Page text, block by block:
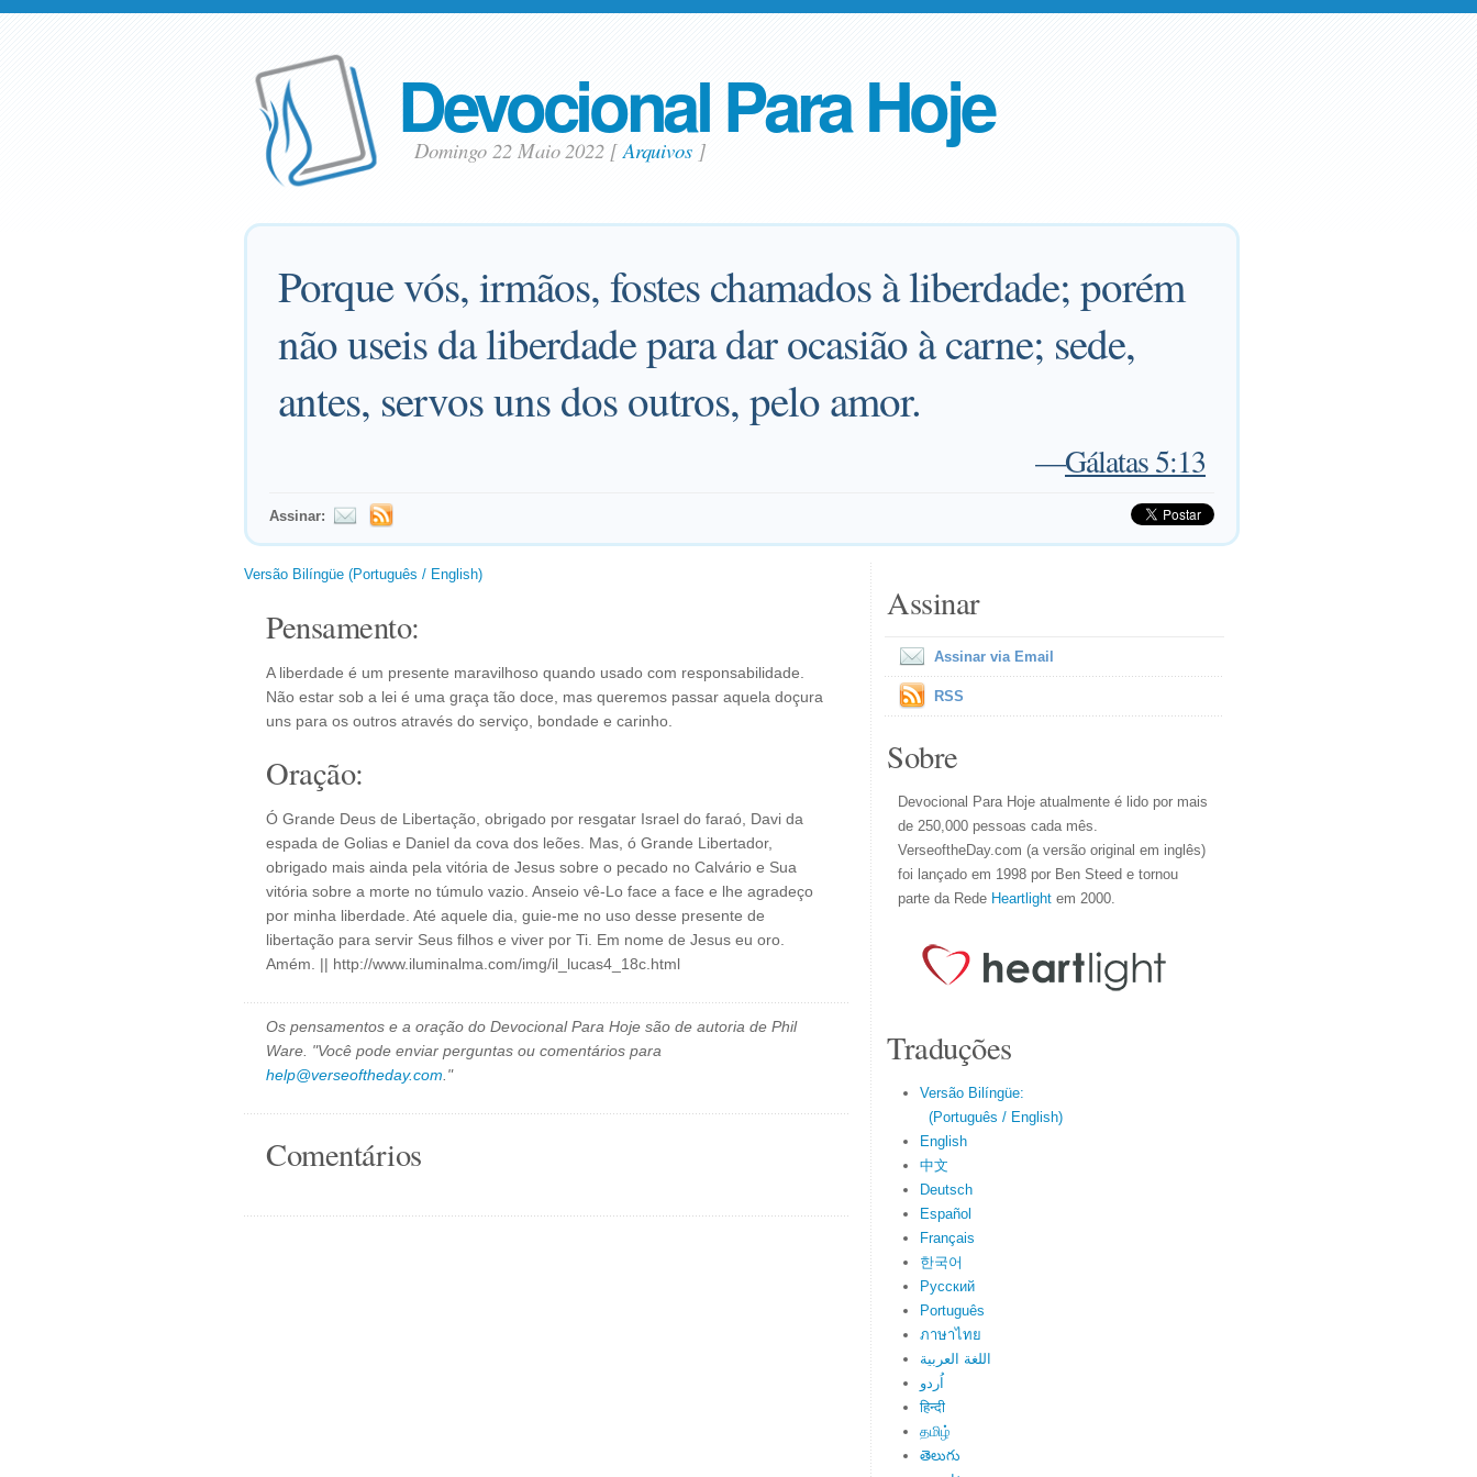
Devocional Para Hoje
Domingo 22 Maio 2022 [Arquivos]
Porque vós, irmãos, fostes chamados à liberdade; porém
não useis da liberdade para dar ocasião à carne; sede,
antes, servos uns dos outros, pelo amor.
—Gálatas 5:13
Assinar:
Versão Bilíngüe (Português / English)
Pensamento:
A liberdade é um presente maravilhoso quando usado com responsabilidade.
Não estar sob a lei é uma graça tão doce, mas queremos passar aquela doçura
uns para os outros através do serviço, bondade e carinho.
Oração:
Ó Grande Deus de Libertação, obrigado por resgatar Israel do faraó, Davi da
espada de Golias e Daniel da cova dos leões. Mas, ó Grande Libertador,
obrigado mais ainda pela vitória de Jesus sobre o pecado no Calvário e Sua
vitória sobre a morte no túmulo vazio. Anseio vê-Lo face a face e lhe agradeço
por minha liberdade. Até aquele dia, guie-me no uso desse presente de
libertação para servir Seus filhos e viver por Ti. Em nome de Jesus eu oro.
Amém. || http://www.iluminalma.com/img/il_lucas4_18c.html
Os pensamentos e a oração do Devocional Para Hoje são de autoria de Phil
Ware. "Você pode enviar perguntas ou comentários para
help@verseoftheday.com ."
Comentários
Assinar
Assinar via Email
RSS
Sobre
Devocional Para Hoje atualmente é lido por mais
de 250,000 pessoas cada mês.
VerseoftheDay.com (a versão original em inglês)
foi lançado em 1998 por Ben Steed e tornou
parte da Rede Heartlight em 2000.
Traduções
Versão Bilíngüe:
(Português / English)
English
中文
Deutsch
Español
Français
한국어
Русский
Português
ภาษาไทย
اللغة العربية
اُردو
हिन्दी
தமிழ்
తెలుగు